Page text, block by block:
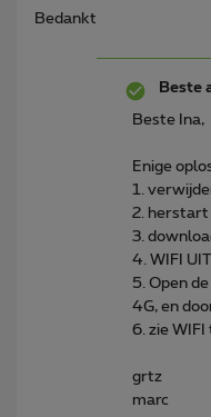
Bedankt
Beste
Beste Ina,
Enige
1.
2. herstart
3.
4. WIFI
5. Open
4G, en
6. zie
grtz
marc